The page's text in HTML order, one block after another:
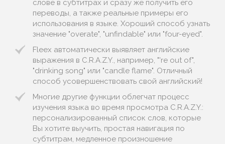
слове в субтитрах и сразу же получить его
переводы, а также реальные примеры его
использования в языке. Хороший способ узнать
значение "overate", "unfindable" или "four-eyed".
Fleex автоматически выявляет английские
выражения в C.R.A.Z.Y., например, "'re out of",
"drinking song" или "candle flame". Отличный
способ усовершенствовать свой английский!
Многие другие функции облегчат процесс
изучения языка во время просмотра C.R.A.Z.Y.:
персонализированный список слов, которые
Вы хотите выучить, простая навигация по
субтитрам, медленное произношение